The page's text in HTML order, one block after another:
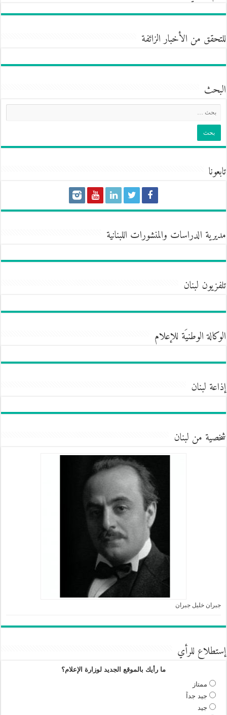
للتحقق من الأخبار الزائفة
البحث
تابعونا
مديرية الدراسات والمنشورات اللبنانية
تلفزيون لبنان
الوكالة الوطنيَة للإعلام
إذاعة لبنان
شخصية من لبنان
جبران خليل جبران
إستطلاع للرأي
ما رأيك بالموقع الجديد لوزارة الإعلام؟
ممتاز
جيد جداً
جيد